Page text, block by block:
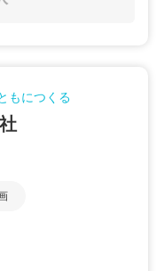
もにつくる